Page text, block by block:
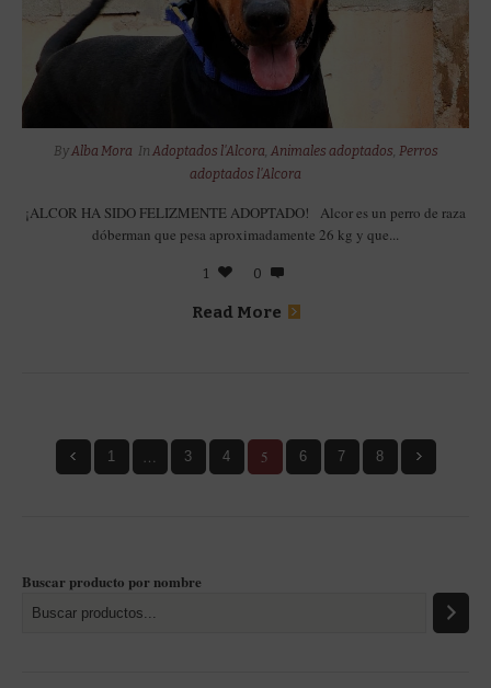
ByAlba Mora In Adoptados l'Alcora, Animales adoptados, Perros
adoptados l'Alcora
¡ALCOR HA SIDO FELIZMENTE ADOPTADO! Alcor es un perro de raza
dóberman que pesa aproximadamente 26 kg y que...
1 0
Read More
1 … 3 4 5 6 7 8
Buscar producto por nombre